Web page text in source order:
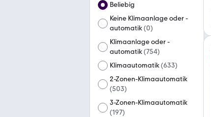
Beliebig
Keine Klimaanlage oder -
automatik(0)
Klimaanlage oder -
automatik(754)
Klimaautomatik(633)
2-Zonen-Klimaautomatik
(503)
3-Zonen-Klimaautomatik
(197)